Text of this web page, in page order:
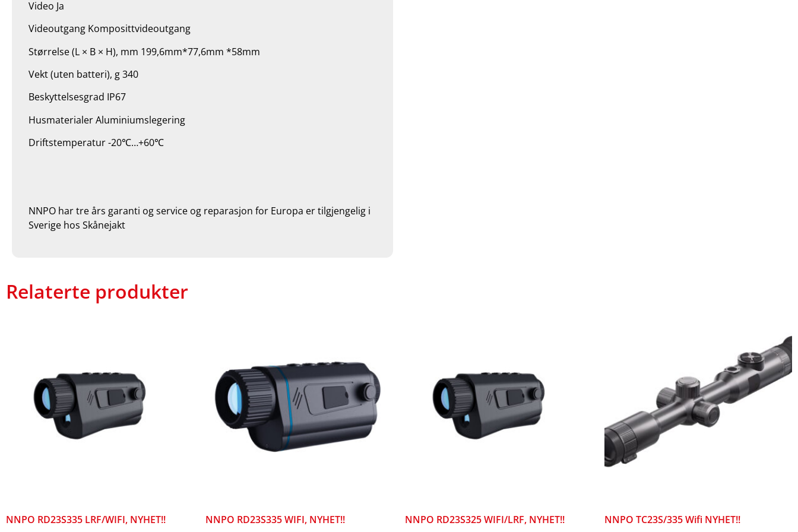
Video Ja
Videoutgang Komposittvideoutgang
Størrelse (L × B × H), mm 199,6mm*77,6mm *58mm
Vekt (uten batteri), g 340
Beskyttelsesgrad IP67
Husmaterialer Aluminiumslegering
Driftstemperatur -20℃…+60℃
NNPO har tre års garanti og service og reparasjon for Europa er tilgjengelig i
Sverige hos Skånejakt
Relaterte produkter
NNPO RD23S335 LRF/WIFI, NYHET!! NNPO RD23S335 WIFI, NYHET!! NNPO RD23S325 WIFI/LRF, NYHET!! NNPO TC23S/335 Wifi NYHET!!